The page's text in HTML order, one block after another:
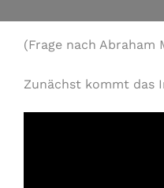
(Frage nach Abraham
Zunächst kommt das